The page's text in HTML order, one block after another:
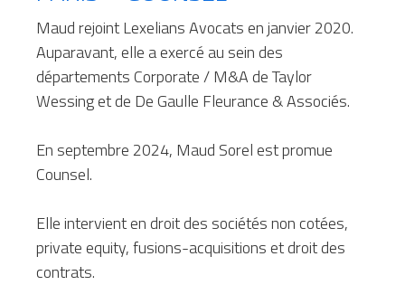
Maud rejoint Lexelians Avocats en janvier 2020.
Auparavant, elle a exercé au sein des
départements Corporate / M&A de Taylor
Wessing et de De Gaulle Fleurance & Associés.
En septembre 2024, Maud Sorel est promue
Counsel.
Elle intervient en droit des sociétés non cotées,
private equity, fusions-acquisitions et droit des
contrats.